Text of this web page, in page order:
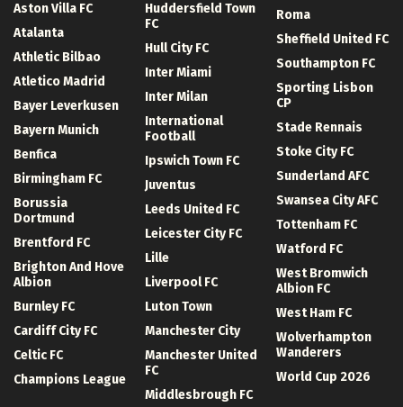
Aston Villa FC
Atalanta
Athletic Bilbao
Atletico Madrid
Bayer Leverkusen
Bayern Munich
Benfica
Birmingham FC
Borussia
Dortmund
Brentford FC
Brighton And Hove
Albion
Burnley FC
Cardiff City FC
Celtic FC
Champions League
Huddersfield Town
FC
Hull City FC
Inter Miami
Inter Milan
International
Football
Ipswich Town FC
Juventus
Leeds United FC
Leicester City FC
Lille
Liverpool FC
Luton Town
Manchester City
Manchester United
FC
Middlesbrough FC
Roma
Sheffield United FC
Southampton FC
Sporting Lisbon
CP
Stade Rennais
Stoke City FC
Sunderland AFC
Swansea City AFC
Tottenham FC
Watford FC
West Bromwich
Albion FC
West Ham FC
Wolverhampton
Wanderers
World Cup 2026